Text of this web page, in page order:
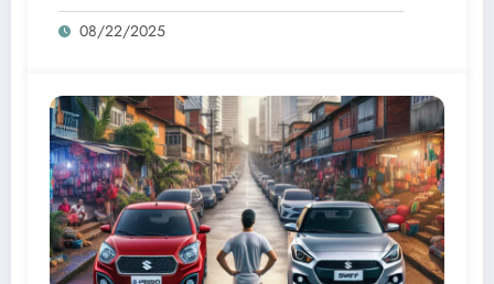
08/22/2025